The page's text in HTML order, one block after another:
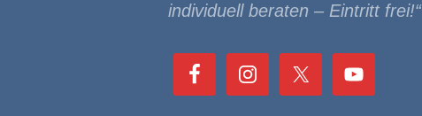
individuell beraten – Eintritt frei!“